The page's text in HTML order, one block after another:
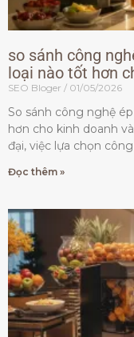
so sánh công
loại nào tốt hơn
SEO Bloger 01/05/2026
So sánh công nghệ
hơn cho kinh doanh
đại, việc lựa chọn công
Đọc thêm »